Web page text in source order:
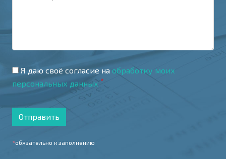
Я даю своё согласие на обработку моих
персональных данных *
Отправить
*обязательно к заполнению